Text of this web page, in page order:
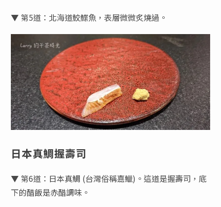
▼ 第5道：北海道鮫鰈魚，表層微微炙燒過。
日本真鯛握壽司
▼ 第6道：日本真鯛 (台灣俗稱嘉鱲)。這道是握壽司，底
下的醋飯是赤醋調味。